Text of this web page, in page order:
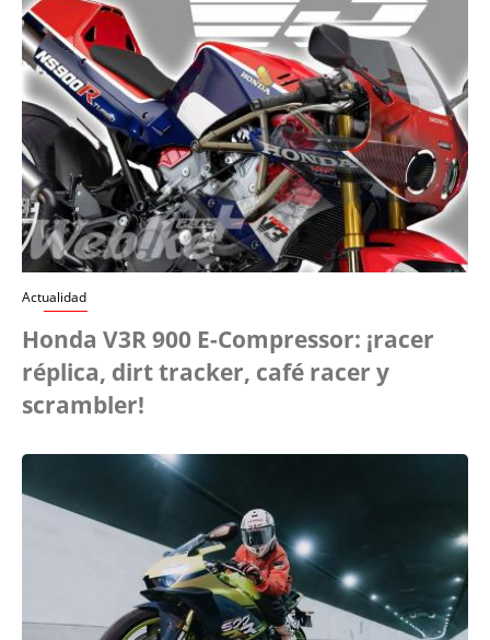
Actualidad
Honda V3R 900 E-Compressor: ¡racer
réplica, dirt tracker, café racer y
scrambler!